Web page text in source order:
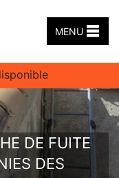
MENU
DE FUITE
DES